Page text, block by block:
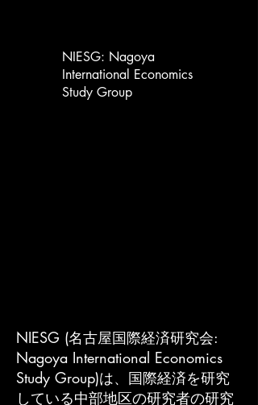
NIESG: Nagoya
International Economics
Study Group
NIESG (名古屋国際経済研究会:
Nagoya International Economics
Study Group)は、国際経済を研究
している中部地区の研究者の研究